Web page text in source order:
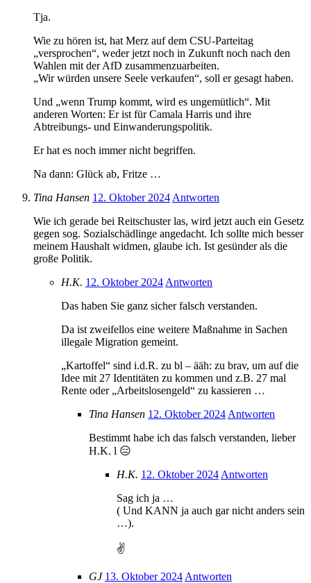
Tja.
Wie zu hören ist, hat Merz auf dem CSU-Parteitag
„versprochen“, weder jetzt noch in Zukunft noch nach den
Wahlen mit der AfD zusammenzuarbeiten.
„Wir würden unsere Seele verkaufen“, soll er gesagt haben.
Und „wenn Trump kommt, wird es ungemütlich“. Mit
anderen Worten: Er ist für Camala Harris und ihre
Abtreibungs- und Einwanderungspolitik.
Er hat es noch immer nicht begriffen.
Na dann: Glück ab, Fritze …
Tina Hansen 12. Oktober 2024 Antworten
Wie ich gerade bei Reitschuster las, wird jetzt auch ein Gesetz
gegen sog. Sozialschädlinge angedacht. Ich sollte mich besser
meinem Haushalt widmen, glaube ich. Ist gesünder als die
große Politik.
H.K. 12. Oktober 2024 Antworten
Das haben Sie ganz sicher falsch verstanden.
Da ist zweifellos eine weitere Maßnahme in Sachen
illegale Migration gemeint.
„Kartoffel“ sind i.d.R. zu bl – ääh: zu brav, um auf die
Idee mit 27 Identitäten zu kommen und z.B. 27 mal
Rente oder „Arbeitslosengeld“ zu kassieren …
Tina Hansen 12. Oktober 2024 Antworten
Bestimmt habe ich das falsch verstanden, lieber
H.K. l 😑
H.K. 12. Oktober 2024 Antworten
Sag ich ja …
( Und KANN ja auch gar nicht anders sein
…).
✌️
GJ 13. Oktober 2024 Antworten